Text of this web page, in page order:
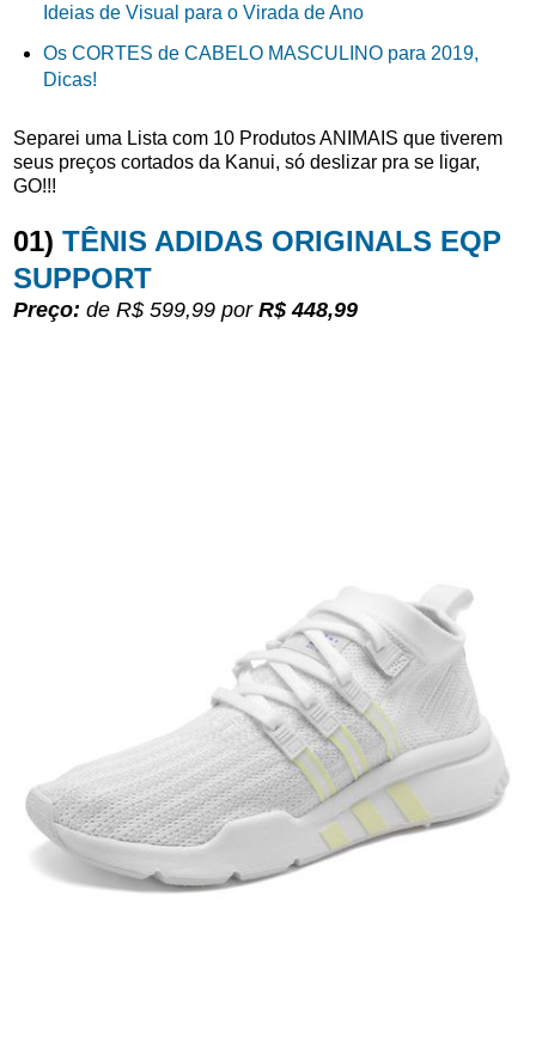
Ideias de Visual para o Virada de Ano
Os CORTES de CABELO MASCULINO para 2019,
Dicas!
Separei uma Lista com 10 Produtos ANIMAIS que tiverem
seus preços cortados da Kanui, só deslizar pra se ligar,
GO!!!
01) TÊNIS ADIDAS ORIGINALS EQP
SUPPORT
Preço: de R$ 599,99 por R$ 448,99